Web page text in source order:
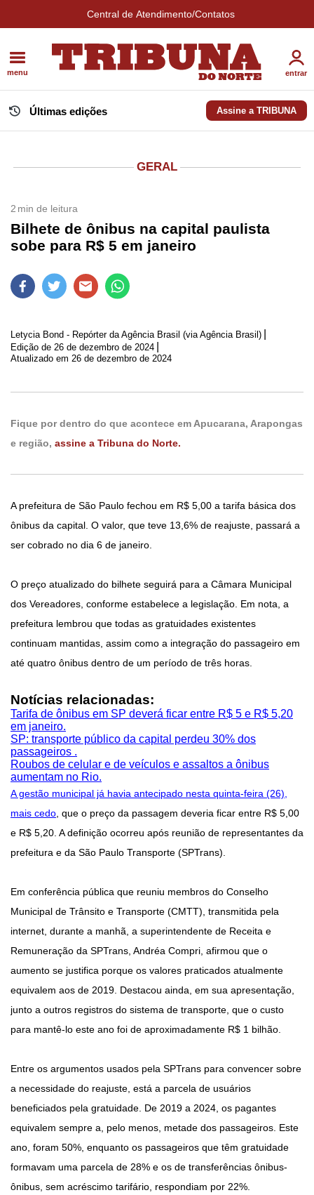
Central de Atendimento/Contatos
menu entrar
Últimas edições Assine a TRIBUNA
GERAL
2 min de leitura
Bilhete de ônibus na capital paulista
sobe para R$ 5 em janeiro
Letycia Bond - Repórter da Agência Brasil (via Agência Brasil)
Edição de 26 de dezembro de 2024
Atualizado em 26 de dezembro de 2024
Fique por dentro do que acontece em Apucarana, Arapongas
e região, assine a Tribuna do Norte.
A prefeitura de São Paulo fechou em R$ 5,00 a tarifa básica dos
ônibus da capital. O valor, que teve 13,6% de reajuste, passará a
ser cobrado no dia 6 de janeiro.
O preço atualizado do bilhete seguirá para a Câmara Municipal
dos Vereadores, conforme estabelece a legislação. Em nota, a
prefeitura lembrou que todas as gratuidades existentes
continuam mantidas, assim como a integração do passageiro em
até quatro ônibus dentro de um período de três horas.
Notícias relacionadas:
Tarifa de ônibus em SP deverá ficar entre R$ 5 e R$ 5,20
em janeiro.
SP: transporte público da capital perdeu 30% dos
passageiros .
Roubos de celular e de veículos e assaltos a ônibus
aumentam no Rio.
A gestão municipal já havia antecipado nesta quinta-feira (26),
mais cedo, que o preço da passagem deveria ficar entre R$ 5,00
e R$ 5,20. A definição ocorreu após reunião de representantes da
prefeitura e da São Paulo Transporte (SPTrans).
Em conferência pública que reuniu membros do Conselho
Municipal de Trânsito e Transporte (CMTT), transmitida pela
internet, durante a manhã, a superintendente de Receita e
Remuneração da SPTrans, Andréa Compri, afirmou que o
aumento se justifica porque os valores praticados atualmente
equivalem aos de 2019. Destacou ainda, em sua apresentação,
junto a outros registros do sistema de transporte, que o custo
para mantê-lo este ano foi de aproximadamente R$ 1 bilhão.
Entre os argumentos usados pela SPTrans para convencer sobre
a necessidade do reajuste, está a parcela de usuários
beneficiados pela gratuidade. De 2019 a 2024, os pagantes
equivalem sempre a, pelo menos, metade dos passageiros. Este
ano, foram 50%, enquanto os passageiros que têm gratuidade
formavam uma parcela de 28% e os de transferências ônibus-
ônibus, sem acréscimo tarifário, respondiam por 22%.